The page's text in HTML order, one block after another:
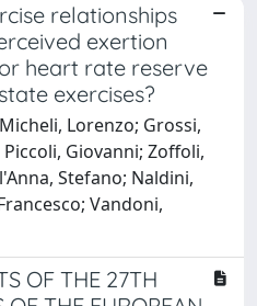
relationships
exertion
heart rate reserve
exercises?
Lorenzo; Grossi,
Giovanni; Zoffoli,
Stefano; Naldini,
Vandoni,
OF THE 27TH